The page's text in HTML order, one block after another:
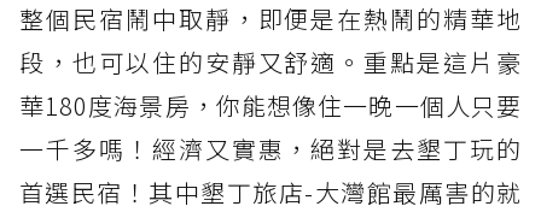
整個民宿鬧中取靜，即便是在熱鬧的精華地
段，也可以住的安靜又舒適。重點是這片豪
華180度海景房，你能想像住一晚一個人只要
一千多嗎！經濟又實惠，絕對是去墾丁玩的
首選民宿！其中墾丁旅店-大灣館最厲害的就